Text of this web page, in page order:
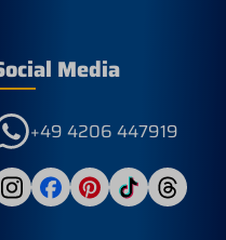
Media
+49 4206 447919